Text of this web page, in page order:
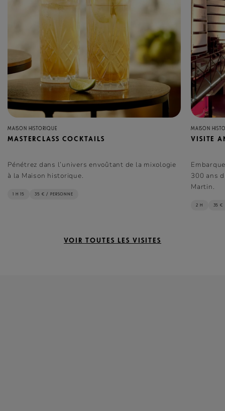
MAISON HISTORIQUE
MASTERCLASS COCKTAILS
Pénétrez dans l’univers envoûtant de la mixologie
à la Maison historique.
1 H 15 35 € / PERSONNE
MAISON
VISITE
300 ans
Martin.
2 H 35 €
VOIR TOUTES LES VISITES